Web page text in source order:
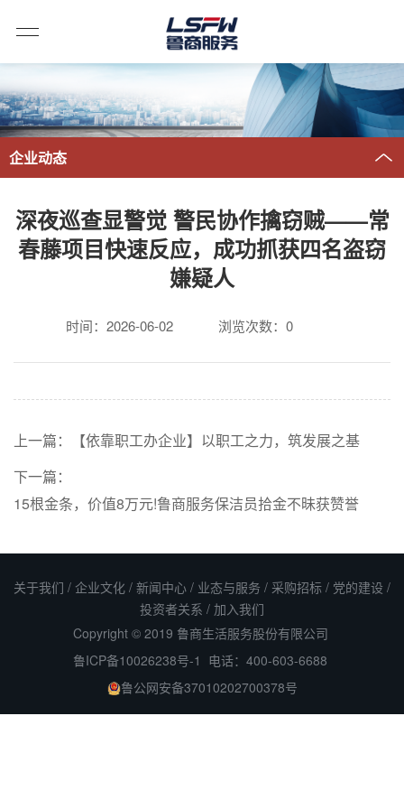
企业动态
深夜巡查显警觉 警民协作擒窃贼——常
春藤项目快速反应，成功抓获四名盗窃
嫌疑人
时间：2026-06-02 浏览次数： 0
上一篇：
【依靠职工办企业】以职工之力，筑发展之基
下一篇：
15根金条，价值8万元!鲁商服务保洁员拾金不昧获赞誉
关于我们 / 企业文化 / 新闻中心 / 业态与服务 / 采购招标 / 党的建设 /
投资者关系 / 加入我们
Copyright © 2019 鲁商生活服务股份有限公司
鲁ICP备10026238号-1 电话：400-603-6688
鲁公网安备37010202700378号